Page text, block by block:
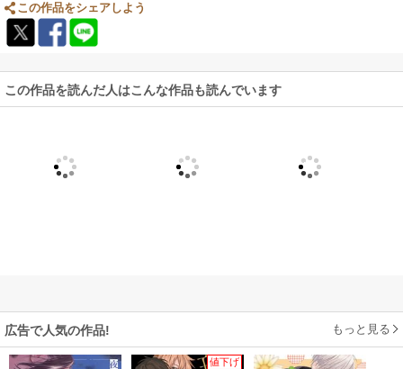
この作品をシェアしよう
この作品を読んだ人はこんな作品も読んでいます
広告で人気の作品! もっと見る
値下げ